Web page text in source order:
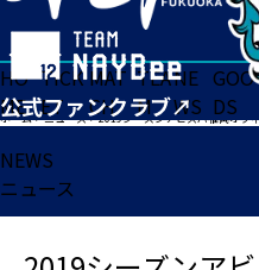
HO
ME
TICK
ET
MAT
CH
TEA
M
NE
WS
GOO
DS
ホーム>ニュース>2019シーズンアビスパ福岡オフィシャルファンクラブ
NEWS
ニュース